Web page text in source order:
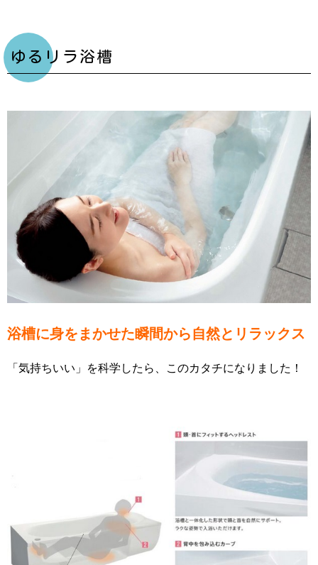
ゆるリラ浴槽
浴槽に身をまかせた瞬間から自然とリラックス
「気持ちいい」を科学したら、このカタチになりました！